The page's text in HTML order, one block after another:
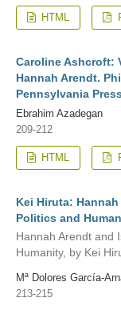
HTML
Caroline Ashcroft:
Hannah Arendt.
Pennsylvania
Ebrahim Azadegan
209-212
HTML
Kei Hiruta:
Politics and
Hannah Arendt and
Humanity, by Kei
Mª Dolores García-
213-215